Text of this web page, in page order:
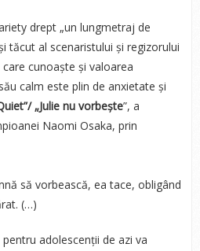
drept „un lungmetraj de
tăcut al scenaristului și regizorului
cunoaște și valoarea
calm este plin de anxietate și
„Julie nu vorbește”, a
Naomi Osaka, prin
să vorbească, ea tace, obligând
(…)
adolescenții de azi va